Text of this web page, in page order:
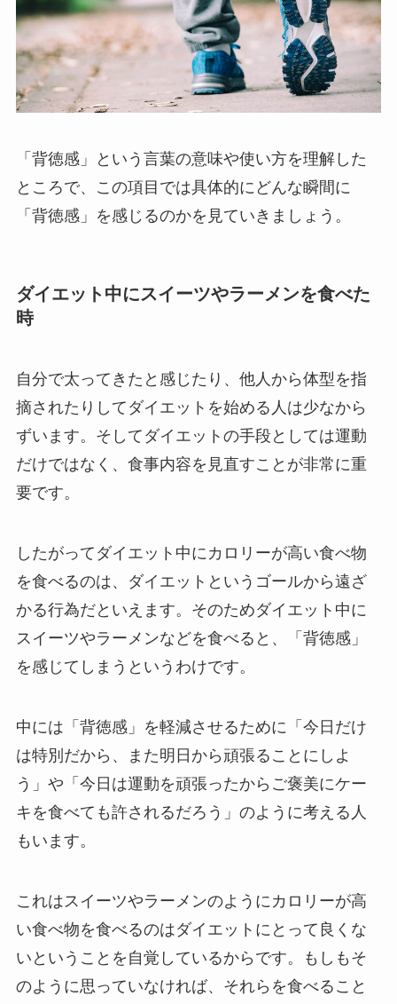
「背徳感」という言葉の意味や使い方を理解した
ところで、この項目では具体的にどんな瞬間に
「背徳感」を感じるのかを見ていきましょう。
ダイエット中にスイーツやラーメンを食べた
時
自分で太ってきたと感じたり、他人から体型を指
摘されたりしてダイエットを始める人は少なから
ずいます。そしてダイエットの手段としては運動
だけではなく、食事内容を見直すことが非常に重
要です。
したがってダイエット中にカロリーが高い食べ物
を食べるのは、ダイエットというゴールから遠ざ
かる行為だといえます。そのためダイエット中に
スイーツやラーメンなどを食べると、「背徳感」
を感じてしまうというわけです。
中には「背徳感」を軽減させるために「今日だけ
は特別だから、また明日から頑張ることにしよ
う」や「今日は運動を頑張ったからご褒美にケー
キを食べても許されるだろう」のように考える人
もいます。
これはスイーツやラーメンのようにカロリーが高
い食べ物を食べるのはダイエットにとって良くな
いということを自覚しているからです。もしもそ
のように思っていなければ、それらを食べること